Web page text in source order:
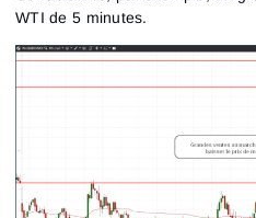
WTI de 5 minutes.